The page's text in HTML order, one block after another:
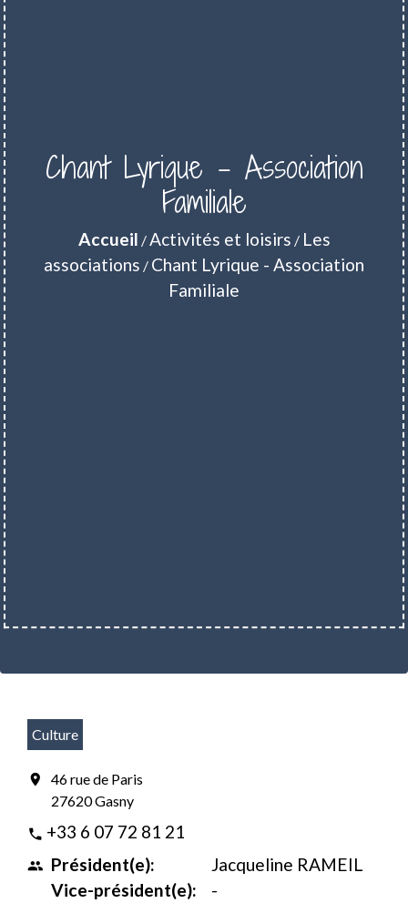
Chant Lyrique - Association
Familiale
Accueil /Activités et loisirs / Les
associations / Chant Lyrique - Association
Familiale
Culture
location_on
46 rue de Paris
27620 Gasny
phone +33 6 07 72 81 21
people Président(e):
Vice-président(e):
Jacqueline RAMEIL
-